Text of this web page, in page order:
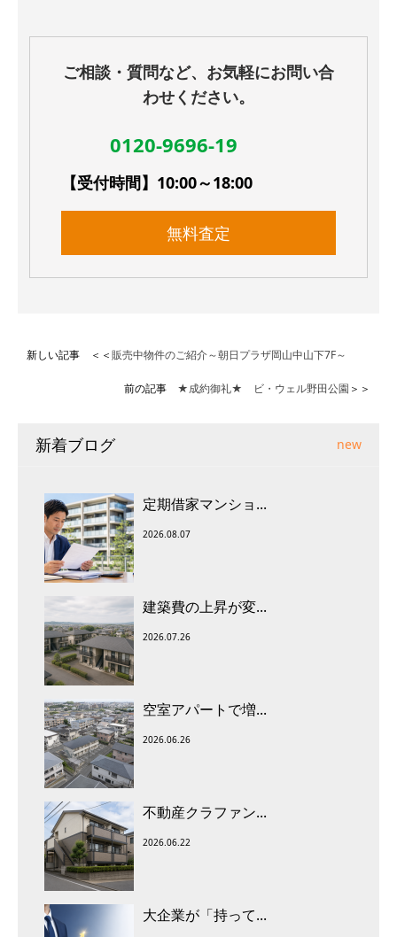
ご相談・質問など、お気軽にお問い合
わせください。
0120-9696-19
【受付時間】10:00～18:00
無料査定
新しい記事 ＜＜販売中物件のご紹介～朝日プラザ岡山中山下7F～
前の記事 ★成約御礼★ ビ・ウェル野田公園 ＞＞
新着ブログ new
定期借家マンショ...
2026.08.07
建築費の上昇が変...
2026.07.26
空室アパートで増...
2026.06.26
不動産クラファン...
2026.06.22
大企業が「持って...